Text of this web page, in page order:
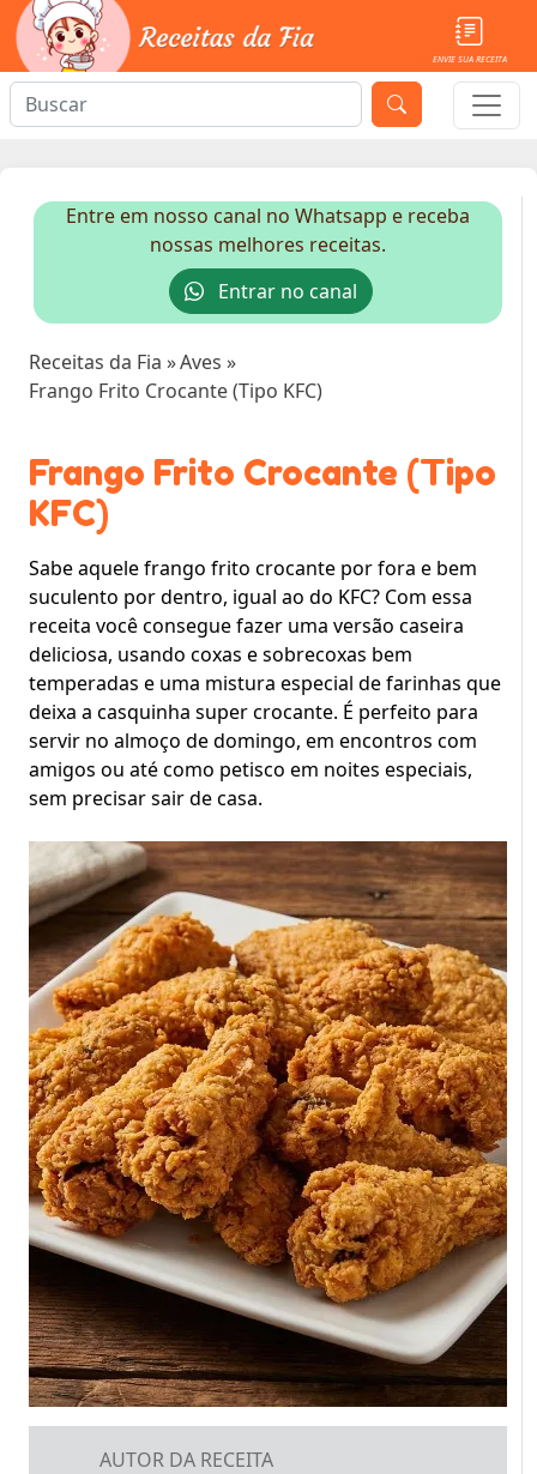
ENVIE SUA RECEITA
Entre em nosso canal no Whatsapp e receba
nossas melhores receitas.
Entrar no canal
Receitas da Fia »Aves »
Frango Frito Crocante (Tipo KFC)
Frango Frito Crocante (Tipo
KFC)
Sabe aquele frango frito crocante por fora e bem
suculento por dentro, igual ao do KFC? Com essa
receita você consegue fazer uma versão caseira
deliciosa, usando coxas e sobrecoxas bem
temperadas e uma mistura especial de farinhas que
deixa a casquinha super crocante. É perfeito para
servir no almoço de domingo, em encontros com
amigos ou até como petisco em noites especiais,
sem precisar sair de casa.
AUTOR DA RECEITA